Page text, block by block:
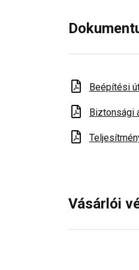
Beépítési
Biztonsági
Vásárlói